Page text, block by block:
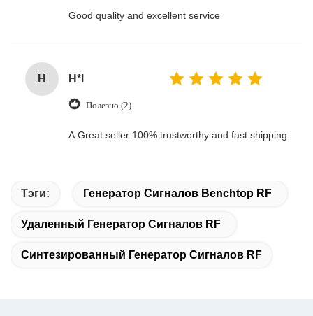
Good quality and excellent service
H H*l
Полезно (2)
A Great seller 100% trustworthy and fast shipping
Тэги: Генератор Сигналов Benchtop RF
Удаленный Генератор Сигналов RF
Синтезированный Генератор Сигналов RF